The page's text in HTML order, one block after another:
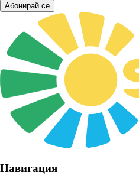
Абонирай се
Навигация